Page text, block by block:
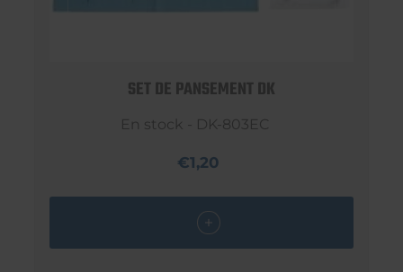
SET DE PANSEMENT DK
En stock - DK-803EC
€1,20